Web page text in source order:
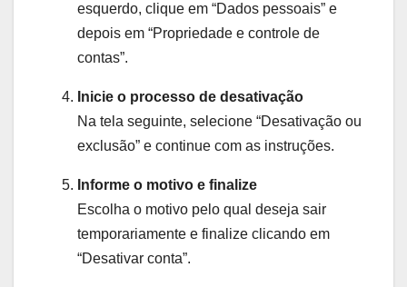
esquerdo, clique em “Dados pessoais” e
depois em “Propriedade e controle de
contas”.
Inicie o processo de desativação
Na tela seguinte, selecione “Desativação ou
exclusão” e continue com as instruções.
Informe o motivo e finalize
Escolha o motivo pelo qual deseja sair
temporariamente e finalize clicando em
“Desativar conta”.